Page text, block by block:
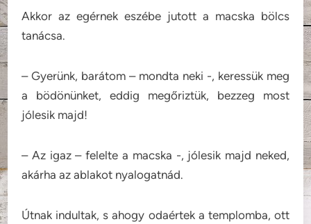
Akkor az egérnek eszébe jutott a macska bölcs
tanácsa.
– Gyerünk, barátom – mondta neki -, keressük meg
a bödönünket, eddig megőriztük, bezzeg most
jólesik majd!
– Az igaz – felelte a macska -, jólesik majd neked,
akárha az ablakot nyalogatnád.
Útnak indultak, s ahogy odaértek a templomba, ott